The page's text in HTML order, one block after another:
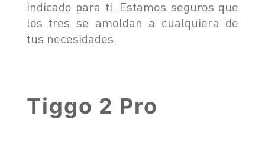
TIGGO 8 PHEV "CSH"
TIGGO 9 PHEV "CSH"
NOTICIAS
BLOG
indicado para ti. Estamos seguros que
los tres se amoldan a cualquiera de
tus necesidades.
Tiggo 2 Pro